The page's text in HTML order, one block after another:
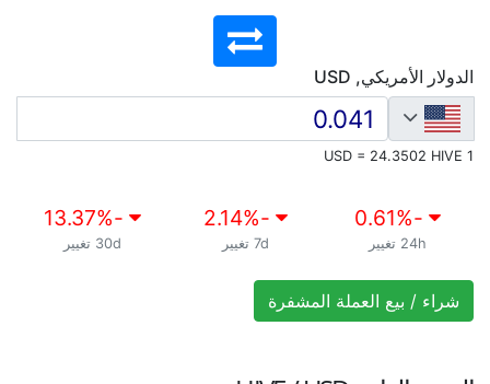
الدولار الأمريكي, USD
1 USD = 24.3502 HIVE
-0.61
%
24h تغيير
-2.14
%
7d تغيير
-13.37
%
30d تغيير
شراء / بيع العملة المشفرة